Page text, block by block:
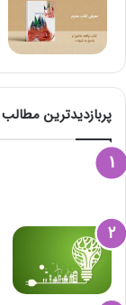
پربازدیدترین مطالب